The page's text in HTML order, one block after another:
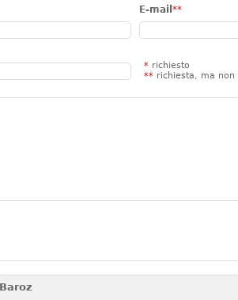
E-mail **
* richiesto
** richiesta, ma non